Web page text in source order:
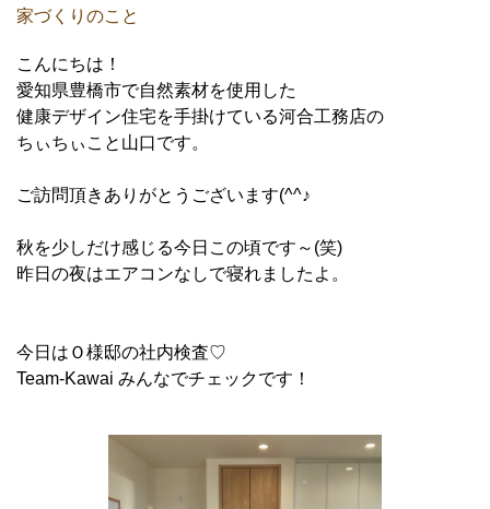
家づくりのこと
こんにちは！
愛知県豊橋市で自然素材を使用した
健康デザイン住宅を手掛けている河合工務店の
ちぃちぃこと山口です。
ご訪問頂きありがとうございます(^^♪
秋を少しだけ感じる今日この頃です～(笑)
昨日の夜はエアコンなしで寝れましたよ。
今日はＯ様邸の社内検査♡
Team-Kawai みんなでチェックです！